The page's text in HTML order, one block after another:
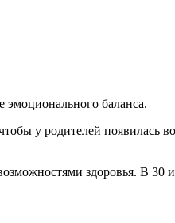
эмоционального баланса.
у родителей появилась
здоровья. В 30